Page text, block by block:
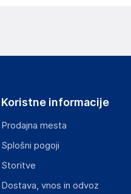
Koristne informacije
Prodajna mesta
Splošni pogoji
Storitve
Dostava, vnos in odvoz